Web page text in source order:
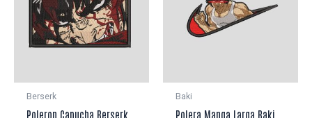
Berserk
Poleron Capucha Berserk
Baki
Polera Manga Larga Baki